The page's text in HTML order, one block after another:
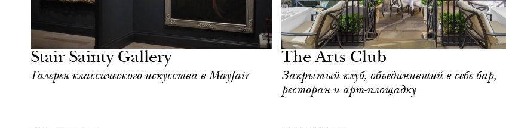
Stair Sainty Gallery
Галерея классического искусства в Mayfair
Лондон
The Arts Club
Закрытый клуб, объединивший в себе бар,
ресторан и арт-площадку